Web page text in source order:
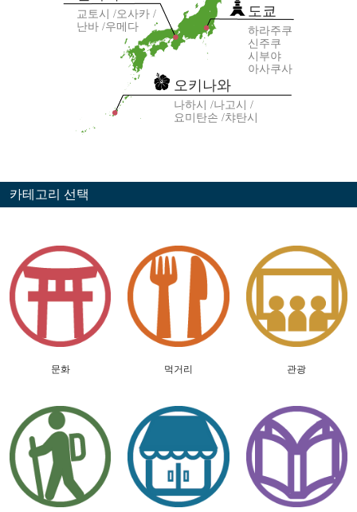
도쿄
하라주쿠
신주쿠
시부야
아사쿠사
교토시
오사카
난바 우메다
오키나와
나하시
나고시
요미탄손
챠탄시
카테고리 선택
문화 먹거리 관광